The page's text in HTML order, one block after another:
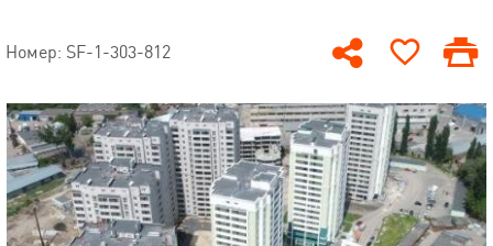
Номер: SF-1-303-812